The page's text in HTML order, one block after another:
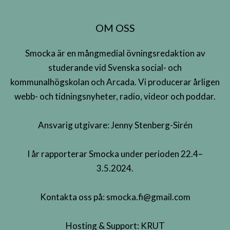
OM OSS
Smocka är en mångmedial övningsredaktion av
studerande vid Svenska social- och
kommunalhögskolan och Arcada. Vi producerar årligen
webb- och tidningsnyheter, radio, videor och poddar.
Ansvarig utgivare: Jenny Stenberg-Sirén
I år rapporterar Smocka under perioden 22.4–
3.5.2024.
Kontakta oss på: smocka.fi@gmail.com
Hosting & Support: KRUT